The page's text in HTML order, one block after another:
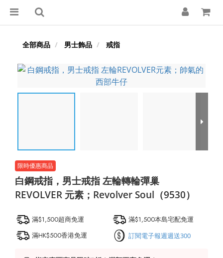
全部商品 男士飾品 戒指
白鋼戒指，男士戒指 左輪轉輪彈巢
REVOLVER 元素；Revolver Soul（9530）
滿$1,500超商免運
滿$1,500本島宅配免運
滿HK$500香港免運
訂閱電子報週週送300